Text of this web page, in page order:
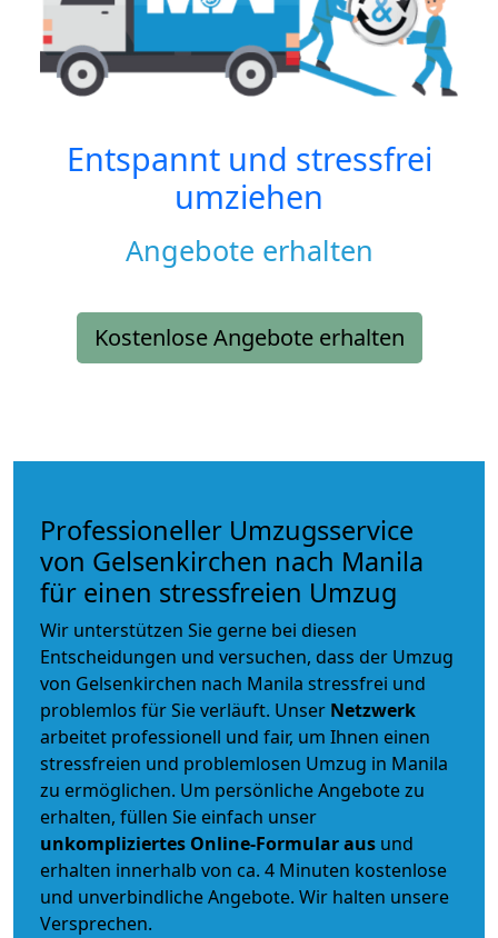
Entspannt und stressfrei
umziehen
Angebote erhalten
Kostenlose Angebote erhalten
Professioneller Umzugsservice
von Gelsenkirchen nach Manila
für einen stressfreien Umzug
Wir unterstützen Sie gerne bei diesen
Entscheidungen und versuchen, dass der Umzug
von Gelsenkirchen nach Manila stressfrei und
problemlos für Sie verläuft. Unser Netzwerk
arbeitet professionell und fair, um Ihnen einen
stressfreien und problemlosen Umzug in Manila
zu ermöglichen. Um persönliche Angebote zu
erhalten, füllen Sie einfach unser
unkompliziertes Online-Formular aus und
erhalten innerhalb von ca. 4 Minuten kostenlose
und unverbindliche Angebote. Wir halten unsere
Versprechen.